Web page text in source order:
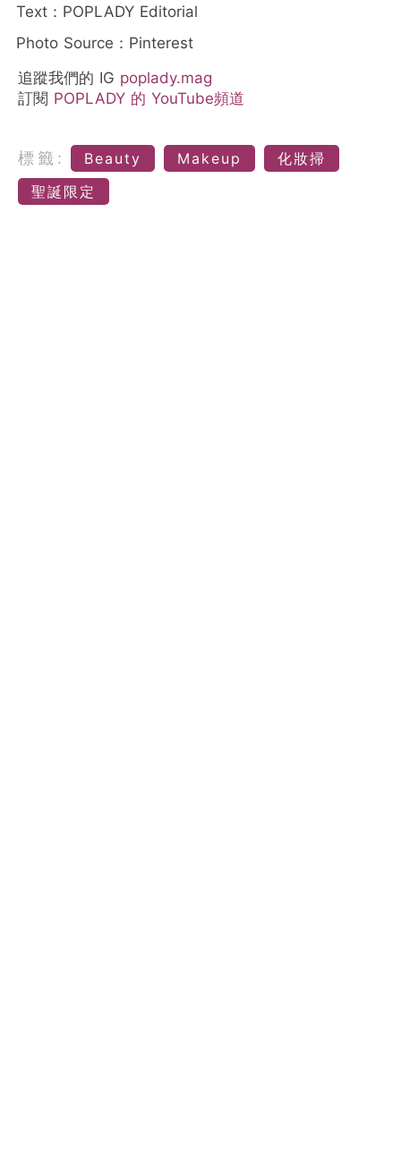
Text：POPLADY Editorial
Photo Source：Pinterest
追蹤我們的 IG poplady.mag
訂閱 POPLADY 的 YouTube頻道
標籤: Beauty Makeup
化妝掃
聖誕限定